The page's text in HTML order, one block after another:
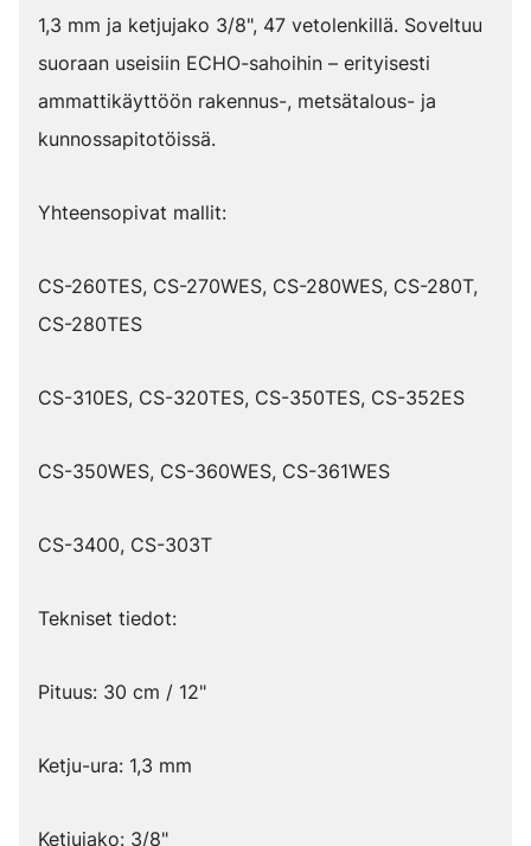
1,3 mm ja ketjujako 3/8", 47 vetolenkillä. Soveltuu
suoraan useisiin ECHO-sahoihin – erityisesti
ammattikäyttöön rakennus-, metsätalous- ja
kunnossapitotöissä.
Yhteensopivat mallit:
CS-260TES, CS-270WES, CS-280WES, CS-280T,
CS-280TES
CS-310ES, CS-320TES, CS-350TES, CS-352ES
CS-350WES, CS-360WES, CS-361WES
CS-3400, CS-303T
Tekniset tiedot:
Pituus: 30 cm / 12"
Ketju-ura: 1,3 mm
Ketjujako: 3/8"